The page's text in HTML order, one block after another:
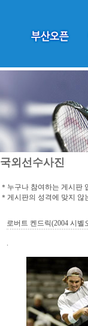
국외선수사진
＊누구나 참여하는 게시판
＊게시판의 성격에 맞지
로버트 켄드릭(2004 시벨
.